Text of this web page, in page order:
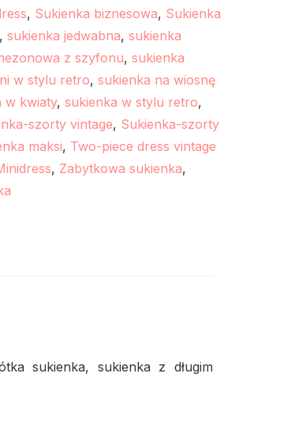
, Sukienka biznesowa, Sukienka
, sukienka jedwabna, sukienka
z szyfonu, sukienka
w stylu retro, sukienka na wiosnę
w kwiaty, sukienka w stylu retro,
szorty vintage, Sukienka-szorty
maksi, Two-piece dress vintage
, Zabytkowa sukienka,
sukienka, sukienka z długim